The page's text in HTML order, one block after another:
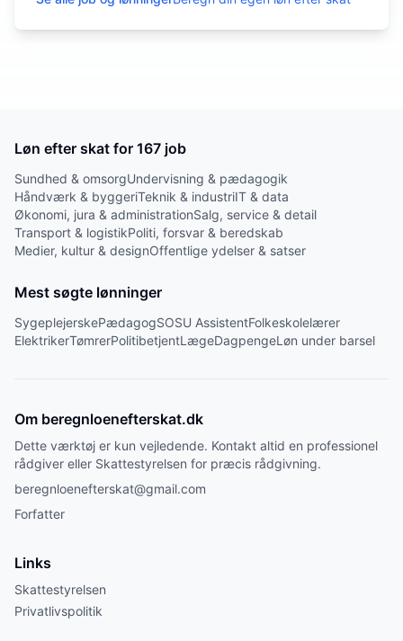
Løn efter skat for 167 job
Sundhed & omsorgUndervisning & pædagogik
Håndværk & byggeriTeknik & industriIT & data
Økonomi, jura & administrationSalg, service & detail
Transport & logistikPoliti, forsvar & beredskab
Medier, kultur & designOffentlige ydelser & satser
Mest søgte lønninger
SygeplejerskePædagogSOSU AssistentFolkeskolelærer
ElektrikerTømrerPolitibetjentLægeDagpengeLøn under barsel
Om beregnloenefterskat.dk
Dette værktøj er kun vejledende. Kontakt altid en professionel
rådgiver eller Skattestyrelsen for præcis rådgivning.
beregnloenefterskat@gmail.com
Forfatter
Links
Skattestyrelsen
Privatlivspolitik